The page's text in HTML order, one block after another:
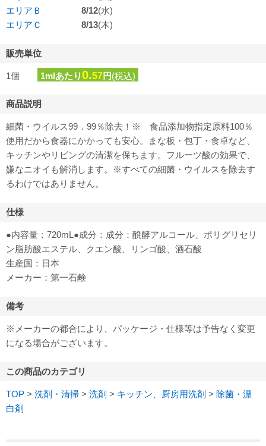
エリアＢ
8/12(水)
エリアＣ
8/13(木)
販売単位
1個 1mlあたり 0.57円(税込)
商品説明
細菌・ウイルス99．99％除去！※ 食品添加物指定原料100％
使用だから食器にかかっても安心。まな板・包丁・食卓など、
キッチンやリビングの清潔を保ちます。フルーツ酸の効果で、
嫌なニオイも解消します。※すべての細菌・ウイルスを除去す
るわけではありません。
仕様
●内容量：720mL●成分：成分：醗酵アルコール、ポリグリセリ
ン脂肪酸エステル、クエン酸、リンゴ酸、酒石酸
生産国：日本
メーカー：第一石鹸
備考
※メーカーの都合により、パッケージ・仕様等は予告なく変更
になる場合がございます。
この商品のカテゴリ
TOP > 洗剤・清掃 > 洗剤 > キッチン、厨房用洗剤 > 除菌・漂
白剤